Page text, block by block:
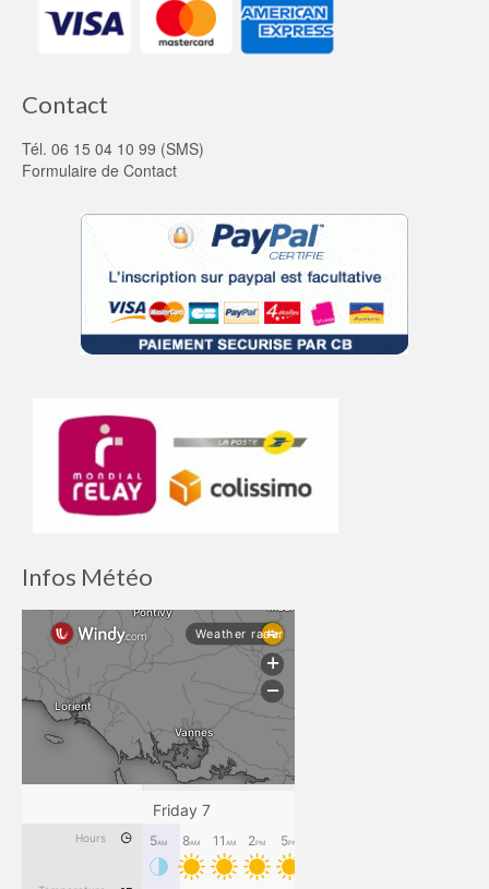
Contact
Tél. 06 15 04 10 99 (SMS)
Formulaire de Contact
Infos Météo